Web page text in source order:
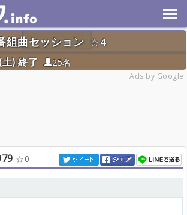
組曲セッション
4
) 終了
25名
Ads by Google
0